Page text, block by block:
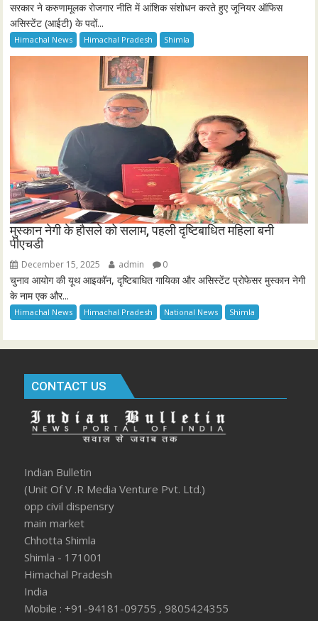
सरकार ने करुणामूलक रोजगार नीति में आंशिक संशोधन करते हुए जूनियर ऑफिस
असिस्टेंट (आईटी) के पदों...
Himachal News Himachal Pradesh Shimla
मुस्कान नेगी के हौसले को सलाम, पहली दृष्टिबाधित महिला बनी
पीएचडी
December 15, 2025 admin 0
चुनाव आयोग की यूथ आइकॉन, दृष्टिबाधित गायिका और असिस्टेंट प्रोफेसर मुस्कान नेगी
के नाम एक और...
Himachal News Himachal Pradesh National News Shimla
CONTACT US
Indian Bulletin
(Unit Of V .R Media Venture Pvt. Ltd.)
opp civil dispensry
main market
Chhotta Shimla
Shimla - 171001
Himachal Pradesh
India
Mobile : +91-94181-09755 , 9805424355